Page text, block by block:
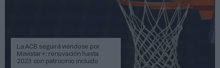
La ACB seguirá viéndose por
Movistar+: renovación hasta
2023 con patrocinio incluido